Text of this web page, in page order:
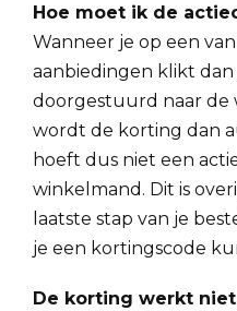
Hoe moet ik de
Wanneer je op een
aanbiedingen klikt
doorgestuurd naar de
wordt de korting dan
hoeft dus niet een
winkelmand. Dit is
laatste stap van je
je een kortingscode
De korting werkt